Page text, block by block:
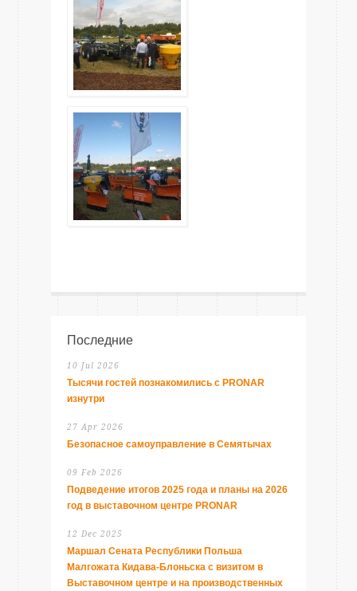
Последние
10 Jul 2026
Тысячи гостей познакомились с PRONAR
изнутри
27 Apr 2026
Безопасное самоуправление в Семятычах
09 Feb 2026
Подведение итогов 2025 года и планы на 2026
год в выставочном центре PRONAR
12 Dec 2025
Маршал Сената Республики Польша
Малгожата Кидава-Блоньска с визитом в
Выставочном центре и на производственных